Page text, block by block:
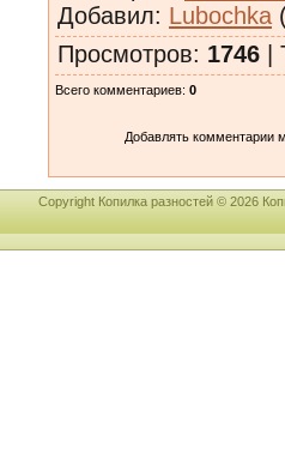
Добавил: Lubochka
Просмотров: 1746 |
Всего комментариев: 0
Добавлять комментарии
Copyright Копилка разностей © 2026